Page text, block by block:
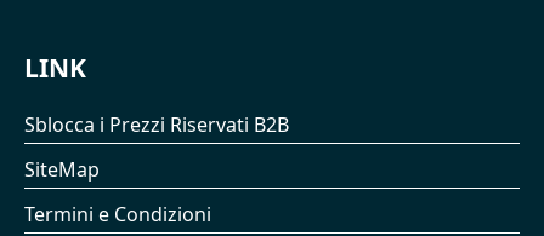
LINK
Sblocca i Prezzi Riservati B2B
SiteMap
Termini e Condizioni